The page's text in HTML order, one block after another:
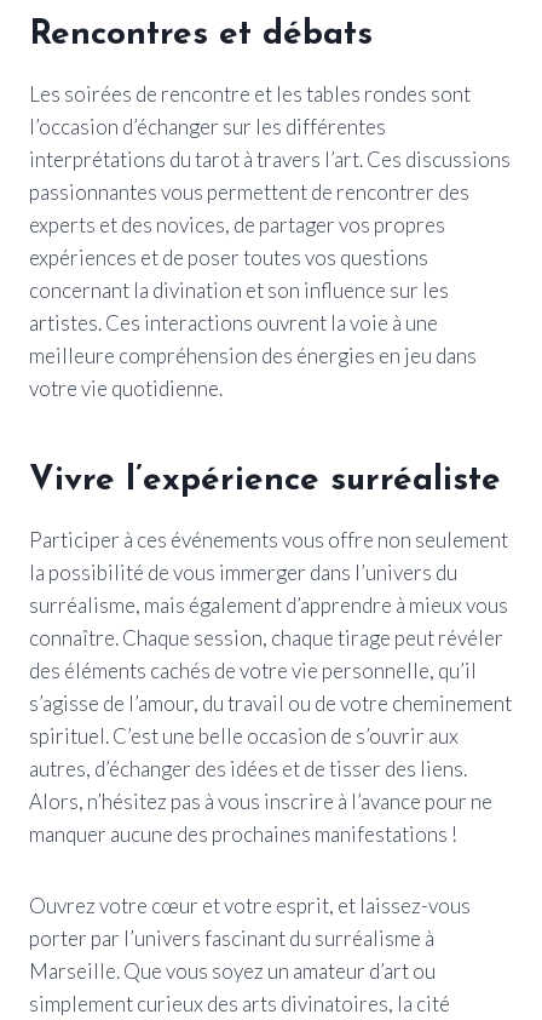
Rencontres et débats
Les soirées de rencontre et les tables rondes sont
l’occasion d’échanger sur les différentes
interprétations du tarot à travers l’art. Ces discussions
passionnantes vous permettent de rencontrer des
experts et des novices, de partager vos propres
expériences et de poser toutes vos questions
concernant la divination et son influence sur les
artistes. Ces interactions ouvrent la voie à une
meilleure compréhension des énergies en jeu dans
votre vie quotidienne.
Vivre l’expérience surréaliste
Participer à ces événements vous offre non seulement
la possibilité de vous immerger dans l’univers du
surréalisme, mais également d’apprendre à mieux vous
connaître. Chaque session, chaque tirage peut révéler
des éléments cachés de votre vie personnelle, qu’il
s’agisse de l’amour, du travail ou de votre cheminement
spirituel. C’est une belle occasion de s’ouvrir aux
autres, d’échanger des idées et de tisser des liens.
Alors, n’hésitez pas à vous inscrire à l’avance pour ne
manquer aucune des prochaines manifestations !
Ouvrez votre cœur et votre esprit, et laissez-vous
porter par l’univers fascinant du surréalisme à
Marseille. Que vous soyez un amateur d’art ou
simplement curieux des arts divinatoires, la cité